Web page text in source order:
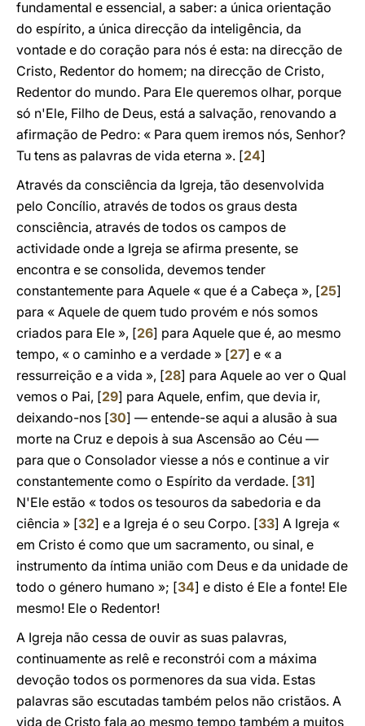
fundamental e essencial, a saber: a única orientação
do espírito, a única direcção da inteligência, da
vontade e do coração para nós é esta: na direcção de
Cristo, Redentor do homem; na direcção de Cristo,
Redentor do mundo. Para Ele queremos olhar, porque
só n'Ele, Filho de Deus, está a salvação, renovando a
afirmação de Pedro: « Para quem iremos nós, Senhor?
Tu tens as palavras de vida eterna ». [24]
Através da consciência da Igreja, tão desenvolvida
pelo Concílio, através de todos os graus desta
consciência, através de todos os campos de
actividade onde a Igreja se afirma presente, se
encontra e se consolida, devemos tender
constantemente para Aquele « que é a Cabeça », [25]
para « Aquele de quem tudo provém e nós somos
criados para Ele », [26] para Aquele que é, ao mesmo
tempo, « o caminho e a verdade » [27] e « a
ressurreição e a vida », [28] para Aquele ao ver o Qual
vemos o Pai, [29] para Aquele, enfim, que devia ir,
deixando-nos [30] — entende-se aqui a alusão à sua
morte na Cruz e depois à sua Ascensão ao Céu —
para que o Consolador viesse a nós e continue a vir
constantemente como o Espírito da verdade. [31]
N'Ele estão « todos os tesouros da sabedoria e da
ciência » [32] e a Igreja é o seu Corpo. [33] A Igreja «
em Cristo é como que um sacramento, ou sinal, e
instrumento da íntima união com Deus e da unidade de
todo o género humano »; [34] e disto é Ele a fonte! Ele
mesmo! Ele o Redentor!
A Igreja não cessa de ouvir as suas palavras,
continuamente as relê e reconstrói com a máxima
devoção todos os pormenores da sua vida. Estas
palavras são escutadas também pelos não cristãos. A
vida de Cristo fala ao mesmo tempo também a muitos